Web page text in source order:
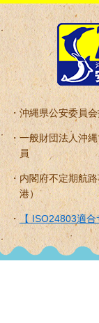
沖縄県公安委員
一般財団法人沖
員
内閣府不定期航
港）
【 ISO24803適合